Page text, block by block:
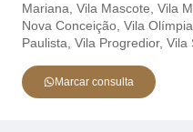
Mariana, Vila Mascote, Vila
Nova Conceição, Vila Olímpia,
Paulista, Vila Progredior, Vila
Marcar consulta